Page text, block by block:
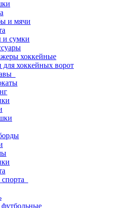
и мячи
и сумки
хоккейные
для хоккейных ворот